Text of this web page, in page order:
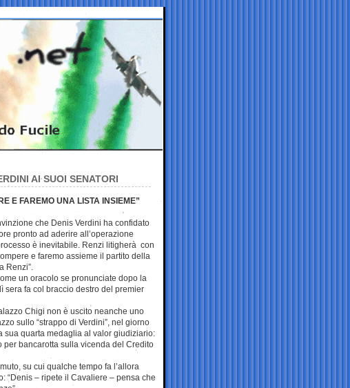
AI SUOI SENATORI
E FAREMO UNA LISTA INSIEME”
che Denis Verdini ha confidato
pronto ad aderire all’operazione
è inevitabile. Renzi litigherà con
e faremo assieme il partito della
Renzi”.
un oracolo se pronunciate dopo la
sera fa col braccio destro del premier
Chigi non è uscito neanche uno
sullo “strappo di Verdini”, nel giorno
sua quarta medaglia al valor giudiziario:
per bancarotta sulla vicenda del Credito
su cui qualche tempo fa l’allora
“Denis – ripete il Cavaliere – pensa che